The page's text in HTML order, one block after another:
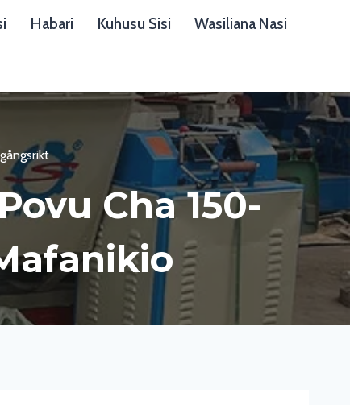
Habari Kuhusu Sisi Wasiliana Nasi
Cha 150-